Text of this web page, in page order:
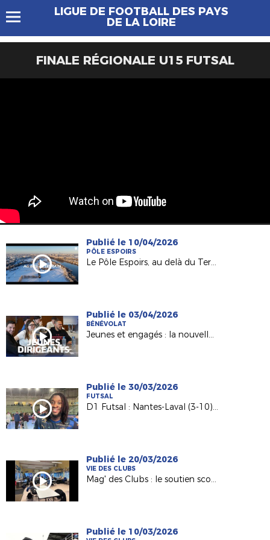
LIGUE DE FOOTBALL DES PAYS
DE LA LOIRE
FINALE RÉGIONALE U15 FUTSAL
Publié le 10/04/2026
PÔLE ESPOIRS
Le Pôle Espoirs, au delà du Terrain
Publié le 03/04/2026
BÉNÉVOLAT
Jeunes et engagés : la nouvelle génération de dirigeants
Publié le 30/03/2026
FUTSAL
D1 Futsal : Nantes-Laval (3-10), les réactions d’après match
Publié le 20/03/2026
VIE DES CLUBS
Mag' des Clubs : le soutien scolaire au sein de l'AS Saint-Hilaire Vihiers Saint-Paul
Publié le 10/03/2026